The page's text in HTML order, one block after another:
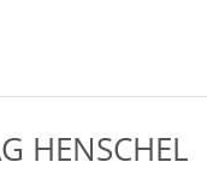
HENSCHEL